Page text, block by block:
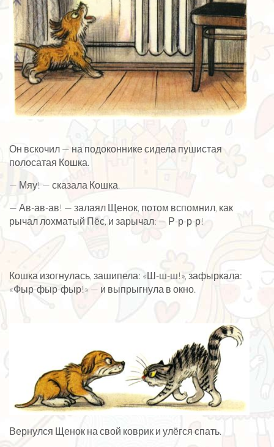
Он вскочил — на подоконнике сидела пушистая
полосатая Кошка.
— Мяу! — сказала Кошка.
— Ав-ав-ав! — залаял Щенок, потом вспомнил, как
рычал лохматый Пёс, и зарычал: — Р-р-р-р!
Кошка изогнулась, зашипела: «Ш-ш-ш!», зафыркала:
«Фыр-фыр-фыр!» — и выпрыгнула в окно.
Вернулся Щенок на свой коврик и улёгся спать.